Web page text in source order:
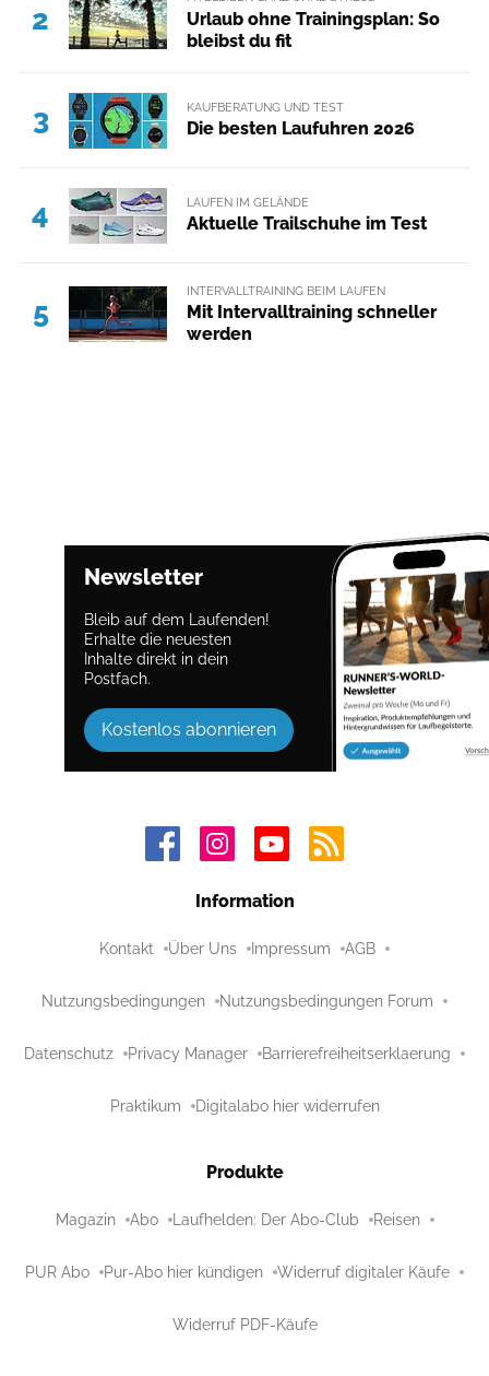
2
Urlaub ohne Trainingsplan: So
bleibst du fit
3 KAUFBERATUNG UND TEST
Die besten Laufuhren 2026
4 LAUFEN IM GELÄNDE
Aktuelle Trailschuhe im Test
5
INTERVALLTRAINING BEIM LAUFEN
Mit Intervalltraining schneller
werden
Newsletter
Bleib auf dem Laufenden!
Erhalte die neuesten
Inhalte direkt in dein
Postfach.
Kostenlos abonnieren
Information
Kontakt Über Uns Impressum AGB
Nutzungsbedingungen Nutzungsbedingungen Forum
Datenschutz Privacy Manager Barrierefreiheitserklaerung
Praktikum Digitalabo hier widerrufen
Produkte
Magazin Abo Laufhelden: Der Abo-Club Reisen
PUR Abo Pur-Abo hier kündigen Widerruf digitaler Käufe
Widerruf PDF-Käufe